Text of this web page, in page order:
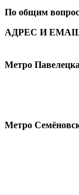
По общим
АДРЕС И
Метро
Метро